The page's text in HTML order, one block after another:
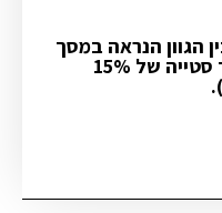
הגוון הנראה במסך
לגוון הצבע בתוצר הסופי עד סטייה של 15%